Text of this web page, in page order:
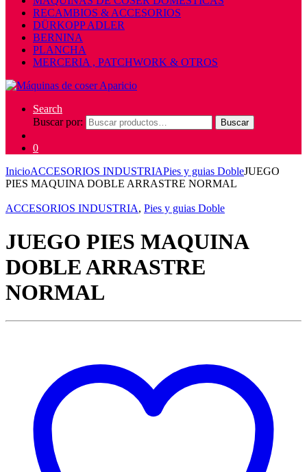
RECAMBIOS & ACCESORIOS
DÜRKOPP ADLER
BERNINA
PLANCHA
MERCERIA , PATCHWORK & OTROS
Search
Buscar por:
Buscar
0
InicioACCESORIOS INDUSTRIAPies y guias DobleJUEGO
PIES MAQUINA DOBLE ARRASTRE NORMAL
ACCESORIOS INDUSTRIA, Pies y guias Doble
JUEGO PIES MAQUINA
DOBLE ARRASTRE
NORMAL